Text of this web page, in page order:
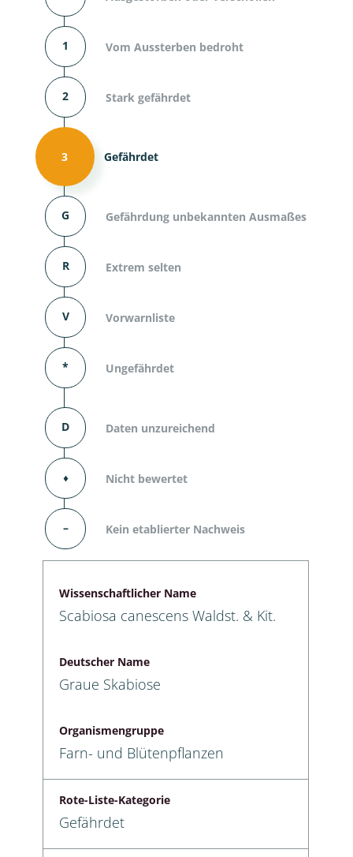
1 Vom Aussterben bedroht
2 Stark gefährdet
3 Gefährdet
G Gefährdung unbekannten Ausmaßes
R Extrem selten
V Vorwarnliste
* Ungefährdet
D Daten unzureichend
⬧ Nicht bewertet
– Kein etablierter Nachweis
Wissenschaftlicher Name
Scabiosa canescens Waldst. & Kit.
Deutscher Name
Graue Skabiose
Organismengruppe
Farn- und Blütenpflanzen
Rote-Liste-Kategorie
Gefährdet